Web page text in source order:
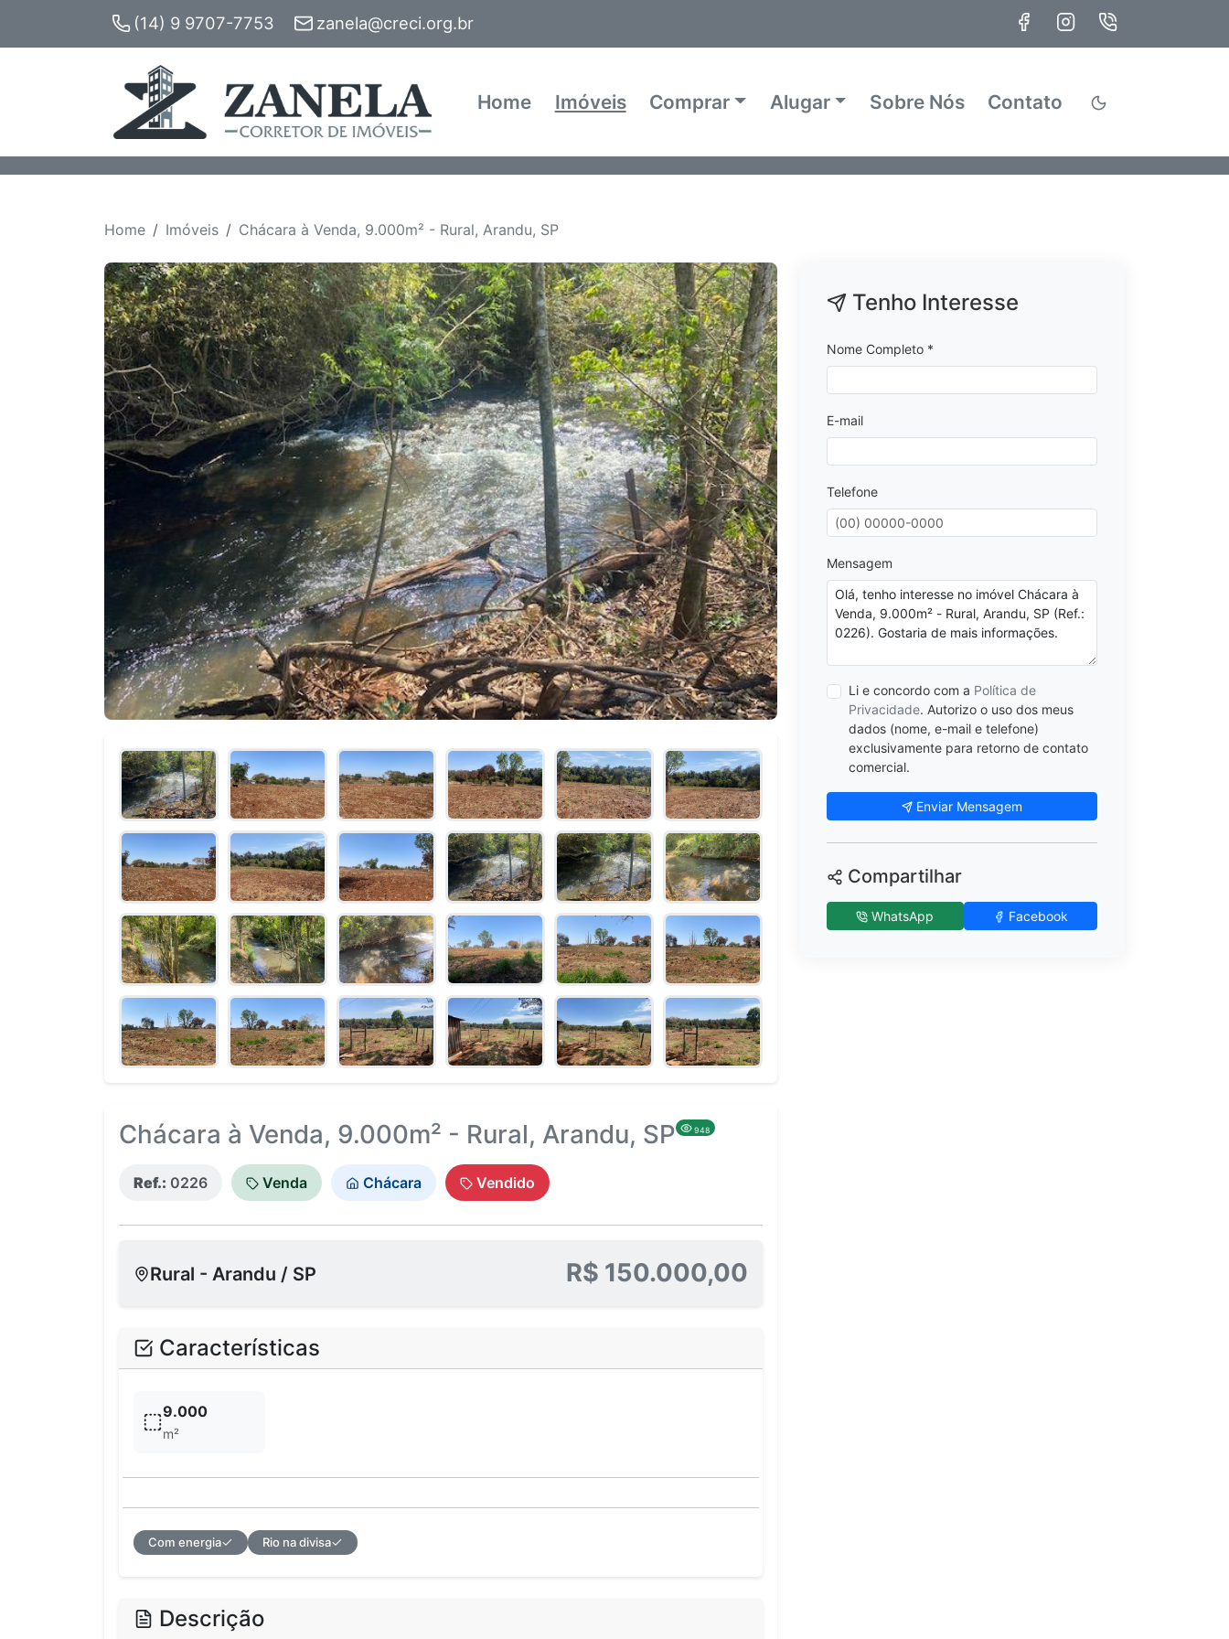
(14) 9 9707-7753 zanela@creci.org.br
Home Imóveis Comprar Alugar Sobre Nós Contato
Home Imóveis Chácara à Venda, 9.000m² - Rural, Arandu, SP
Chácara à Venda, 9.000m² - Rural, Arandu, SP 948
Ref.: 0226 Venda Chácara Vendido
Rural - Arandu / SP R$ 150.000,00
Características
9.000
m²
Com energia Rio na divisa
Descrição
Tenho Interesse
Nome Completo *
E-mail
Telefone
Mensagem
Li e concordo com a Política de
Privacidade. Autorizo o uso dos meus
dados (nome, e-mail e telefone)
exclusivamente para retorno de contato
comercial.
Enviar Mensagem
Compartilhar
WhatsApp Facebook